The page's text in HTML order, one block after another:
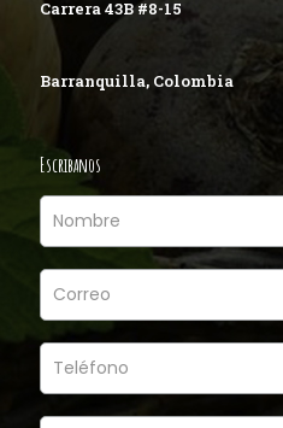
Carrera 43B #8-15
Barranquilla, Colombia
Escribanos